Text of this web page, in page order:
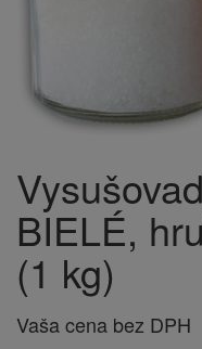
BIELÉ,
(1 kg)
Vaša cena bez DPH